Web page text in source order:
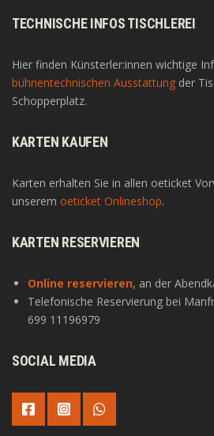
TECHNISCHE INFOS TISCHLEREI
Hier finden Künsterler:innen wichtige
bühnentechnischen Ausstattung der
Schopperplatz.
KARTEN KAUFEN
Karten erhalten Sie in allen oeticket
unserem oeticket Onlineshop.
KARTEN RESERVIEREN
Online reservieren, an der
Telefonische Reservierung bei
699 11196979
SOCIAL MEDIA